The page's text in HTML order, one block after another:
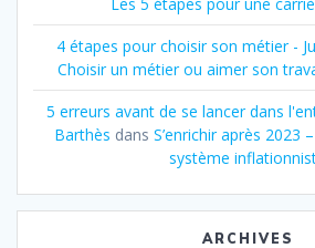
4 étapes pour choisir son métier -
Choisir un métier ou aimer son
5 erreurs avant de se lancer dans
Barthès dans S’enrichir après 2023
système
ARCHIVES